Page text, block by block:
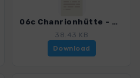
06c Chanrionhütte - Otemmagletscher - Col de l'Eveque -.gpx
38.43 KB
Download